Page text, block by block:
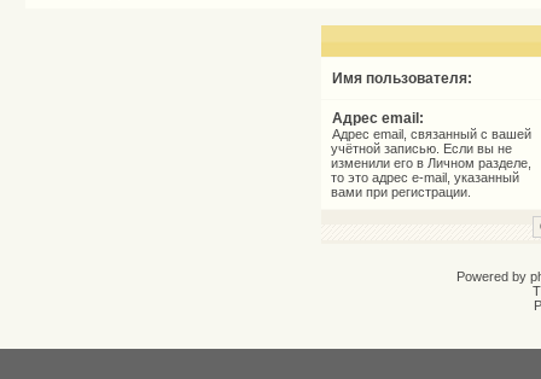
Имя пользователя:
Адрес email:
Адрес email, связанный с вашей
учётной записью. Если вы не
изменили его в Личном разделе,
то это адрес e-mail, указанный
вами при регистрации.
Powered by